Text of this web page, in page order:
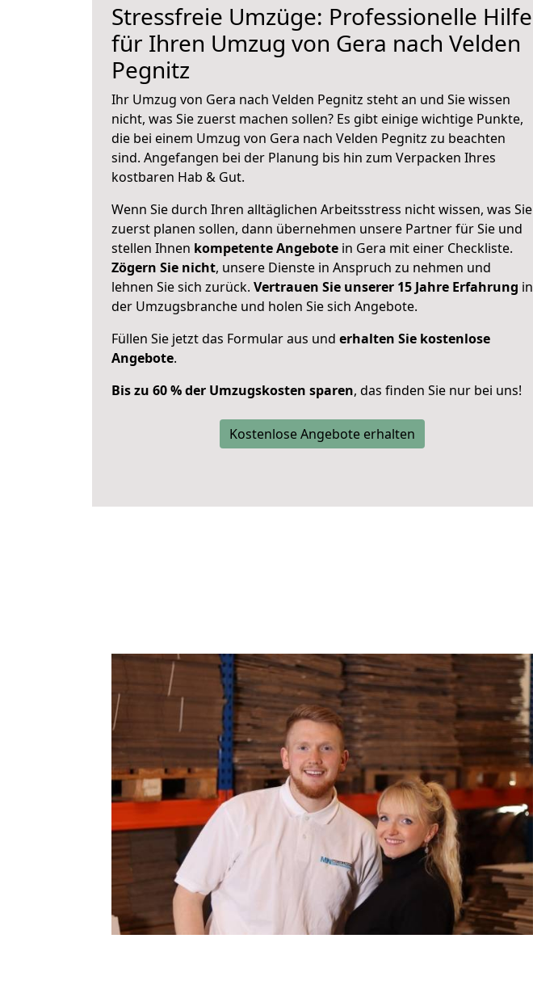
Stressfreie Umzüge: Professionelle Hilfe
für Ihren Umzug von Gera nach Velden
Pegnitz
Ihr Umzug von Gera nach Velden Pegnitz steht an und Sie wissen
nicht, was Sie zuerst machen sollen? Es gibt einige wichtige Punkte,
die bei einem Umzug von Gera nach Velden Pegnitz zu beachten
sind. Angefangen bei der Planung bis hin zum Verpacken Ihres
kostbaren Hab & Gut.
Wenn Sie durch Ihren alltäglichen Arbeitsstress nicht wissen, was Sie
zuerst planen sollen, dann übernehmen unsere Partner für Sie und
stellen Ihnen kompetente Angebote in Gera mit einer Checkliste.
Zögern Sie nicht, unsere Dienste in Anspruch zu nehmen und
lehnen Sie sich zurück. Vertrauen Sie unserer 15 Jahre Erfahrung in
der Umzugsbranche und holen Sie sich Angebote.
Füllen Sie jetzt das Formular aus und erhalten Sie kostenlose
Angebote.
Bis zu 60 % der Umzugskosten sparen, das finden Sie nur bei uns!
Kostenlose Angebote erhalten